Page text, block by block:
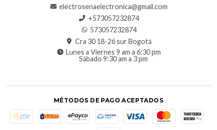
electrosenaelectronica@gmail.com
+573057232874
573057232874
Cra 30 18-26 sur Bogotá
Lunes a Viernes 9 am a 6:30 pm
Sábado 9:30 am a 3 pm
MÉTODOS DE PAGO ACEPTADOS